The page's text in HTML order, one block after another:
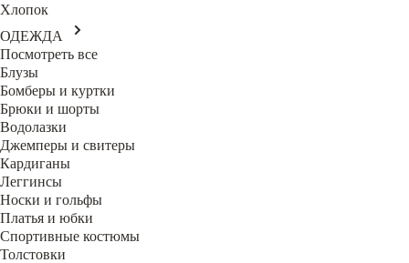
Хлопок
ОДЕЖДА
Посмотреть все
Блузы
Бомберы и куртки
Брюки и шорты
Водолазки
Джемперы и свитеры
Кардиганы
Леггинсы
Носки и гольфы
Платья и юбки
Спортивные костюмы
Толстовки